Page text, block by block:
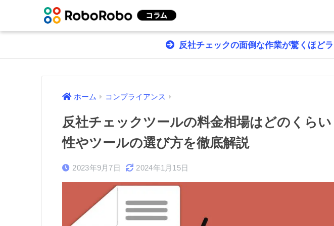
反社チェックの面倒な作業が驚くほど
ホーム コンプライアンス
反社チェックツールの料金相場はどのくら
性やツールの選び方を徹底解説
2023年9月7日 2024年1月15日